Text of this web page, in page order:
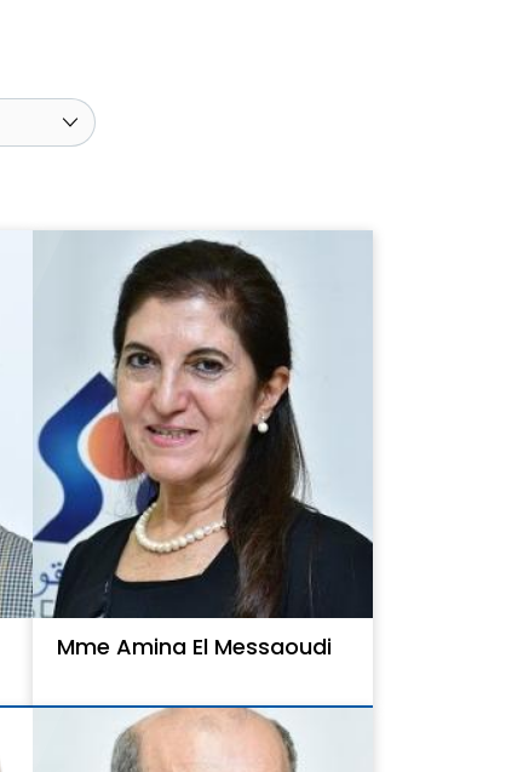
Mme Amina El Messaoudi